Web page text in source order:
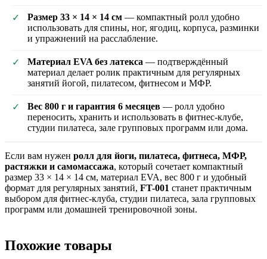
✓ Размер 33 × 14 × 14 см — компактный ролл удобно
использовать для спины, ног, ягодиц, корпуса, разминки
и упражнений на расслабление.
✓ Материал EVA без латекса — подтверждённый
материал делает ролик практичным для регулярных
занятий йогой, пилатесом, фитнесом и МФР.
✓ Вес 800 г и гарантия 6 месяцев — ролл удобно
переносить, хранить и использовать в фитнес-клубе,
студии пилатеса, зале групповых программ или дома.
Если вам нужен ролл для йоги, пилатеса, фитнеса, МФР,
растяжки и самомассажа, который сочетает компактный
размер 33 × 14 × 14 см, материал EVA, вес 800 г и удобный
формат для регулярных занятий, FT-001 станет практичным
выбором для фитнес-клуба, студии пилатеса, зала групповых
программ или домашней тренировочной зоны.
Похожие товары